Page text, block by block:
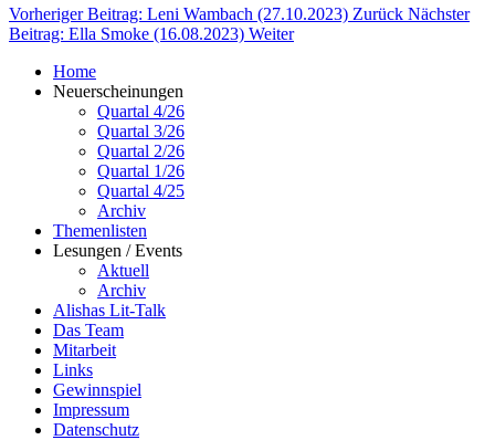
Vorheriger Beitrag: Leni Wambach (27.10.2023) Zurück Nächster
Beitrag: Ella Smoke (16.08.2023) Weiter
Home
Neuerscheinungen
Quartal 4/26
Quartal 3/26
Quartal 2/26
Quartal 1/26
Quartal 4/25
Archiv
Themenlisten
Lesungen / Events
Aktuell
Archiv
Alishas Lit-Talk
Das Team
Mitarbeit
Links
Gewinnspiel
Impressum
Datenschutz